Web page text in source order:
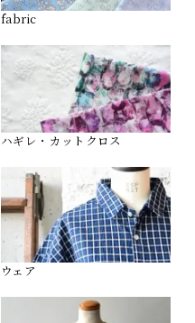
fabric
ハギレ・カットクロス
ウェア